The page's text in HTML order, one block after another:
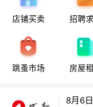
店铺买卖 招聘
跳蚤市场 房屋
8月6
炉！
巴黎
地铁8